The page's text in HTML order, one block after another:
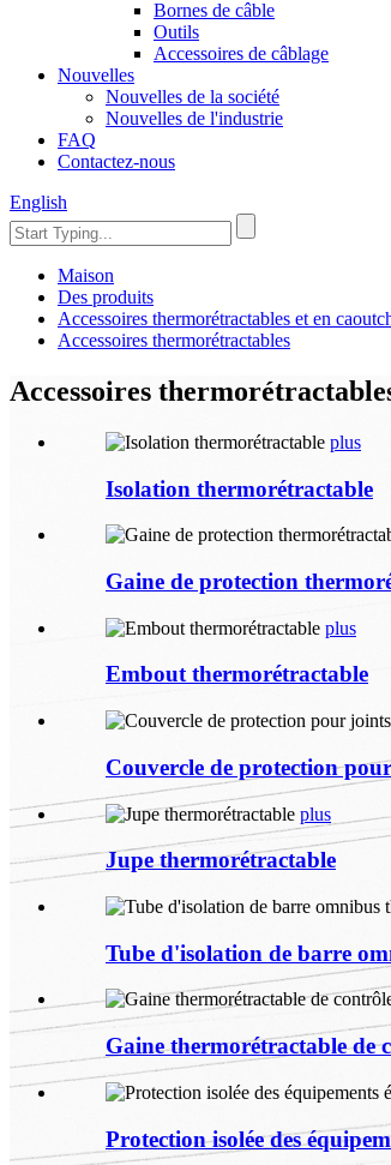
Bornes de câble
Outils
Accessoires de câblage
Nouvelles
Nouvelles de la société
Nouvelles de l'industrie
FAQ
Contactez-nous
English
Maison
Des produits
Accessoires thermorétractables et en
Accessoires thermorétractables
Accessoires
plus
Isolation thermorétractable
Gaine de protection
plus
Embout thermorétractable
Couvercle de protection
plus
Jupe thermorétractable
Tube d'isolation de barre
Gaine thermorétractable de
Protection isolée des